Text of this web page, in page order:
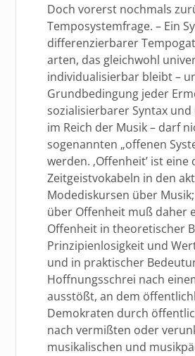
Doch vorerst nochmals
Temposystemfrage. – Ein
differenzierbarer
arten, das gleichwohl
individualisierbar bleibt –
Grundbedingung jeder
sozialisierbarer Syntax
im Reich der Musik – darf
sogenannten „offenen
werden. ‚Offenheit’ ist
Zeitgeistvokabeln in den
Modediskursen über
über Offenheit muß daher
Offenheit in theoretischer
Prinzipienlosigkeit und
und in praktischer
Hoffnungsschrei nach
ausstößt, an dem
Demokraten durch
nach vermißten oder
musikalischen und